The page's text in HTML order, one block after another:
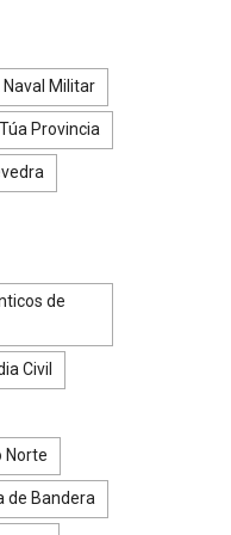
Militar
Provincia
de
Civil
Norte
de Bandera